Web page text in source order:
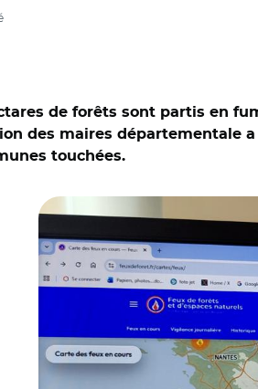
de forêts sont partis en
des maires départementale
touchées.